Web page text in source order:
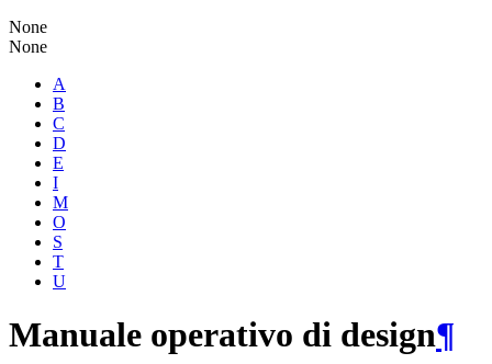
None
None
A
B
C
D
E
I
M
O
S
T
U
Manuale operativo di design¶